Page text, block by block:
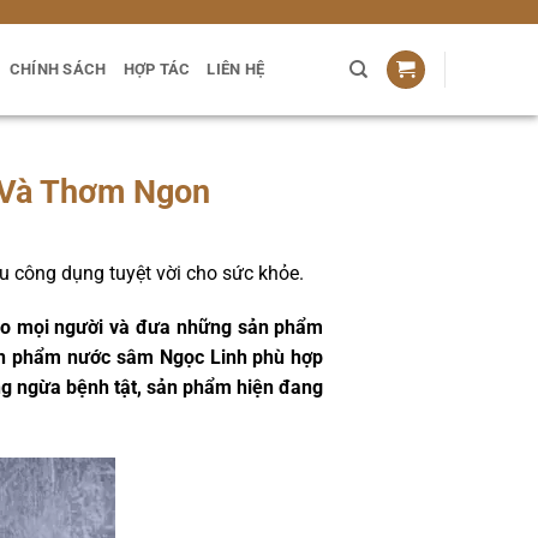
CHÍNH SÁCH HỢP TÁC LIÊN HỆ
Thơm Ngon
công dụng tuyệt vời cho sức khỏe.
mọi người và đưa những sản phẩm
nước sâm Ngọc Linh phù hợp
ngừa bệnh tật, sản phẩm hiện đang